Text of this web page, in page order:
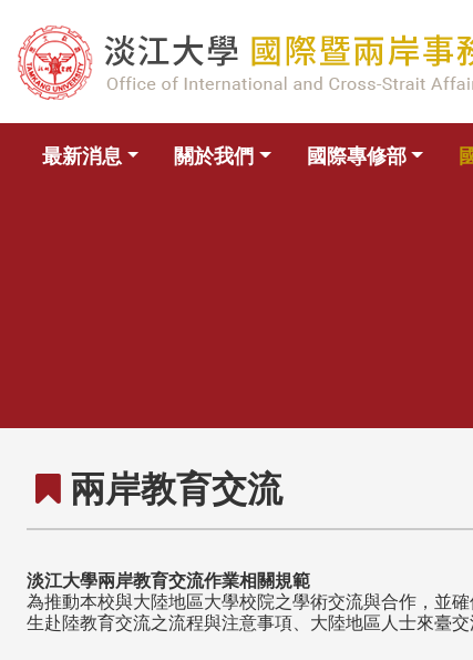
最新消息 關於我們 國際專修部
兩岸教育交流
淡江大學兩岸教育交流作業相關規範
為推動本校與大陸地區大學校院之學術交流與合作，並
生赴陸教育交流之流程與注意事項、大陸地區人士來臺